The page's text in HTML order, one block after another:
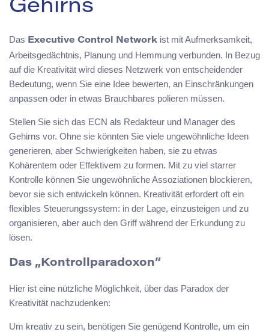
Gehirns
Das Executive Control Network ist mit Aufmerksamkeit,
Arbeitsgedächtnis, Planung und Hemmung verbunden. In Bezug
auf die Kreativität wird dieses Netzwerk von entscheidender
Bedeutung, wenn Sie eine Idee bewerten, an Einschränkungen
anpassen oder in etwas Brauchbares polieren müssen.
Stellen Sie sich das ECN als Redakteur und Manager des
Gehirns vor. Ohne sie könnten Sie viele ungewöhnliche Ideen
generieren, aber Schwierigkeiten haben, sie zu etwas
Kohärentem oder Effektivem zu formen. Mit zu viel starrer
Kontrolle können Sie ungewöhnliche Assoziationen blockieren,
bevor sie sich entwickeln können. Kreativität erfordert oft ein
flexibles Steuerungssystem: in der Lage, einzusteigen und zu
organisieren, aber auch den Griff während der Erkundung zu
lösen.
Das „Kontrollparadoxon“
Hier ist eine nützliche Möglichkeit, über das Paradox der
Kreativität nachzudenken:
Um kreativ zu sein, benötigen Sie genügend Kontrolle, um ein